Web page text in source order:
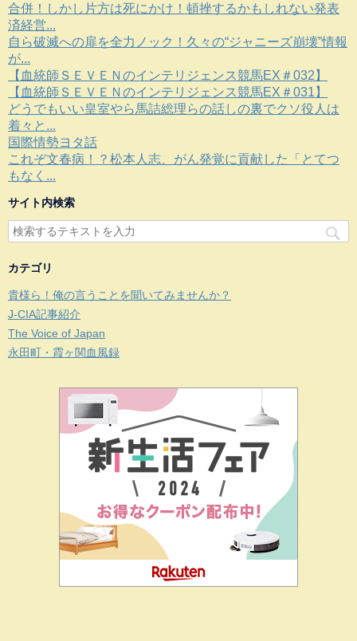
合併！しかし片方は死にかけ！頓挫するかもしれない発表
済経営...
自ら破滅への扉を全力ノック！久々の“ジャニーズ崩壊”情報
が...
【血統師ＳＥＶＥＮのインテリジェンス競馬EX＃032】
【血統師ＳＥＶＥＮのインテリジェンス競馬EX＃031】
どうでもいい皇室やら馬詰総理らの話しの裏でクソ役人は
着々と...
国際情勢ヨタ話
これぞ文春病！？松本人志、がん発覚に貢献した「とてつ
もなく...
サイト内検索
カテゴリ
貴様ら！俺の言うことを聞いてみませんか？
J-CIA記事紹介
The Voice of Japan
永田町・霞ヶ関血風録